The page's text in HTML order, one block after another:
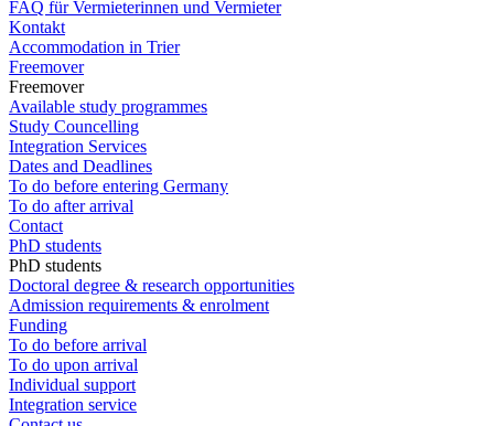
FAQ für Vermieterinnen und Vermieter
Kontakt
Accommodation in Trier
Freemover
Freemover
Available study programmes
Study Councelling
Integration Services
Dates and Deadlines
To do before entering Germany
To do after arrival
Contact
PhD students
PhD students
Doctoral degree & research opportunities
Admission requirements & enrolment
Funding
To do before arrival
To do upon arrival
Individual support
Integration service